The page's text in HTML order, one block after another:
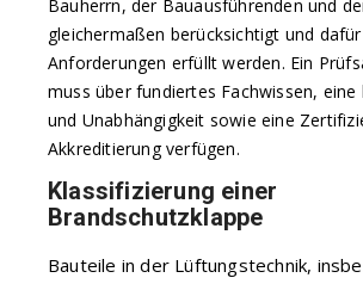
Bauherrn, der Bauausführenden und
gleichermaßen berücksichtigt und
Anforderungen erfüllt werden. Ein
muss über fundiertes Fachwissen,
und Unabhängigkeit sowie eine
Akkreditierung verfügen.
Klassifizierung einer
Brandschutzklappe
Bauteile in der Lüftungstechnik,